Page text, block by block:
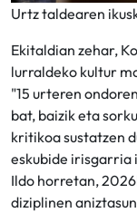
Urtz taldearen
Ekitaldian zehar,
lurraldeko kultur
"15 urteren
bat, baizik eta
kritikoa sustatzen
eskubide irisgarria
Ildo horretan,
diziplinen